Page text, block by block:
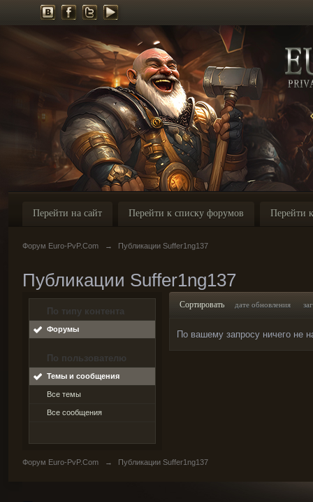
Перейти на сайт Перейти к списку форумов Перейти
Форум Euro-PvP.Com → Публикации Suffer1ng137
Публикации Suffer1ng137
По типу контента
Форумы
По пользователю
Темы и сообщения
Все темы
Все сообщения
Сортировать дате обновления
По вашему запросу ничего не
Форум Euro-PvP.Com → Публикации Suffer1ng137